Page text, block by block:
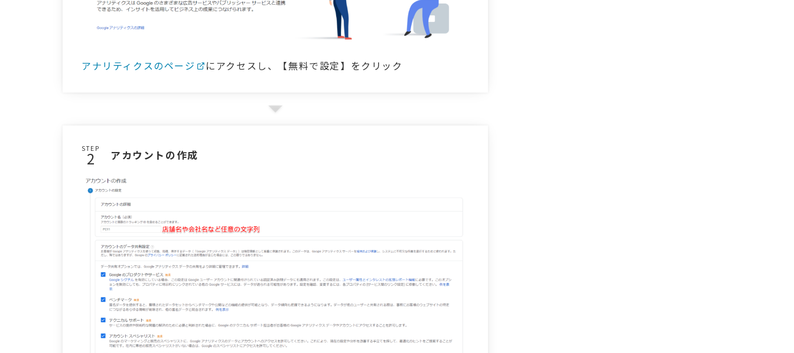
アナリティクスのページ にアクセスし、【無料で設定】をクリック
STEP アカウントの作成